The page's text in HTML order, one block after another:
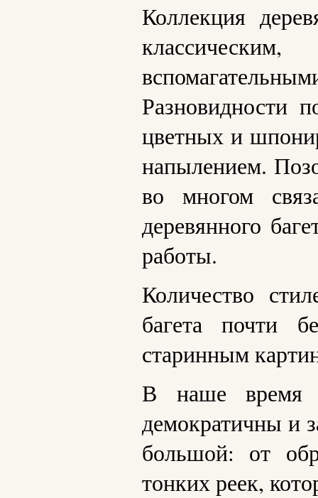
Коллекция
Разновидности
цветных и
напылением.
во многом
деревянного
работы.
Количество
багета почти
старинным
В наше время
демократичны и
большой: от
тонких реек,